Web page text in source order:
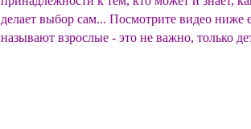
делает выбор сам... Посмотрите видео ниже
называют взрослые - это не важно, только